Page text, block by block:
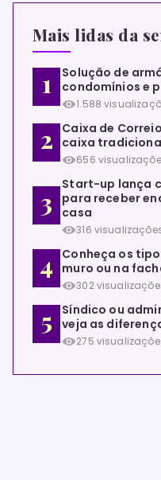
Mais lidas da
Solução de
condomínios e
1.588
Caixa de
caixa
656
Start-up lança
para receber
casa
316
Conheça os
muro ou na
302
Síndico ou
veja as
275